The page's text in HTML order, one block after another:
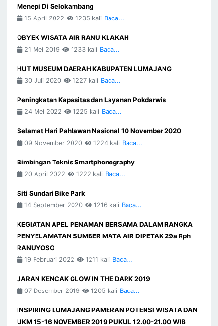
Menepi Di Selokambang
15 April 2022 1235 kali Baca...
OBYEK WISATA AIR RANU KLAKAH
21 Mei 2019 1233 kali Baca...
HUT MUSEUM DAERAH KABUPATEN LUMAJANG
30 Juli 2020 1227 kali Baca...
Peningkatan Kapasitas dan Layanan Pokdarwis
24 Mei 2022 1225 kali Baca...
Selamat Hari Pahlawan Nasional 10 November 2020
09 November 2020 1224 kali Baca...
Bimbingan Teknis Smartphonegraphy
20 April 2022 1222 kali Baca...
Siti Sundari Bike Park
14 September 2020 1216 kali Baca...
KEGIATAN APEL PENAMAN BERSAMA DALAM RANGKA
PENYELAMATAN SUMBER MATA AIR DIPETAK 29a Rph
RANUYOSO
19 Februari 2022 1211 kali Baca...
JARAN KENCAK GLOW IN THE DARK 2019
07 Desember 2019 1205 kali Baca...
INSPIRING LUMAJANG PAMERAN POTENSI WISATA DAN
UKM 15-16 NOVEMBER 2019 PUKUL 12.00-21.00 WIB